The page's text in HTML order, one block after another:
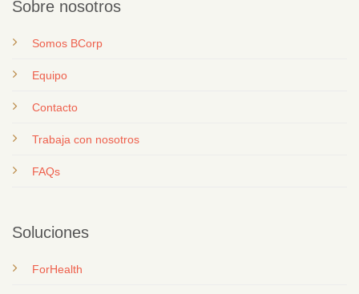
Sobre nosotros
Somos BCorp
Equipo
Contacto
Trabaja con nosotros
FAQs
Soluciones
ForHealth